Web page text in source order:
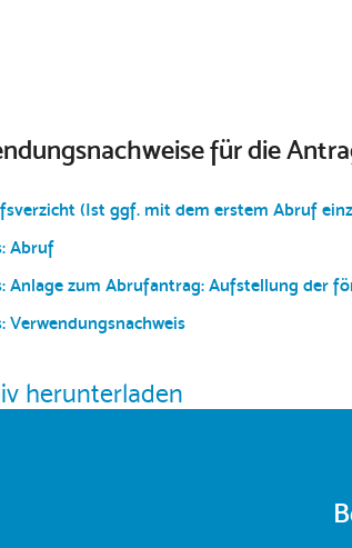
für die
(Ist ggf. mit dem erstem Abruf
Abruf
Anlage zum Abrufantrag: Aufstellung der
Verwendungsnachweis
herunterladen